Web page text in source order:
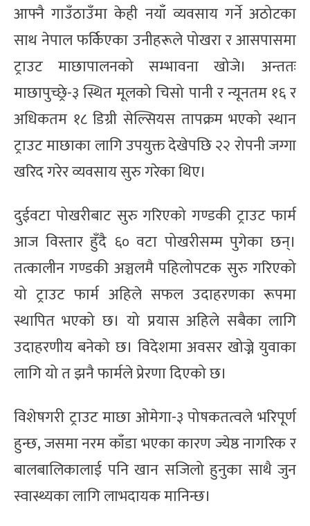
आफ्नै गाउँठाउँमा केही नयाँ व्यवसाय गर्ने अठोटका
साथ नेपाल फर्किएका उनीहरूले पोखरा र आसपासमा
ट्राउट माछापालनको सम्भावना खोजे। अन्ततः
माछापुच्छ्रे-३ स्थित मूलको चिसो पानी र न्यूनतम १६ र
अधिकतम १८ डिग्री सेल्सियस तापक्रम भएको स्थान
ट्राउट माछाका लागि उपयुक्त देखेपछि २२ रोपनी जग्गा
खरिद गरेर व्यवसाय सुरु गरेका थिए।
दुईवटा पोखरीबाट सुरु गरिएको गण्डकी ट्राउट फार्म
आज विस्तार हुँदै ६० वटा पोखरीसम्म पुगेका छन्।
तत्कालीन गण्डकी अञ्चलमै पहिलोपटक सुरु गरिएको
यो ट्राउट फार्म अहिले सफल उदाहरणका रूपमा
स्थापित भएको छ। यो प्रयास अहिले सबैका लागि
उदाहरणीय बनेको छ। विदेशमा अवसर खोज्ने युवाका
लागि यो त झनै फार्मले प्रेरणा दिएको छ।
विशेषगरी ट्राउट माछा ओमेगा-३ पोषकतत्वले भरिपूर्ण
हुन्छ, जसमा नरम काँडा भएका कारण ज्येष्ठ नागरिक र
बालबालिकालाई पनि खान सजिलो हुनुका साथै जुन
स्वास्थ्यका लागि लाभदायक मानिन्छ।